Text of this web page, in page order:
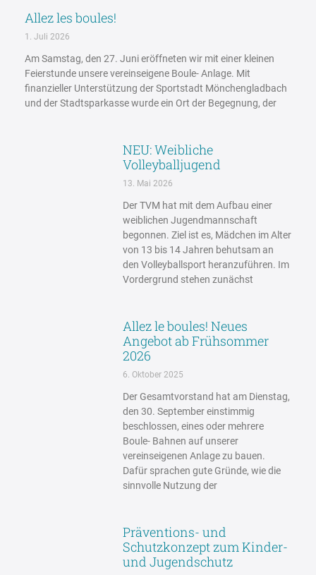
Allez les boules!
1. Juli 2026
Am Samstag, den 27. Juni eröffneten wir mit einer kleinen
Feierstunde unsere vereinseigene Boule- Anlage. Mit
finanzieller Unterstützung der Sportstadt Mönchengladbach
und der Stadtsparkasse wurde ein Ort der Begegnung, der
NEU: Weibliche
Volleyballjugend
13. Mai 2026
Der TVM hat mit dem Aufbau einer
weiblichen Jugendmannschaft
begonnen. Ziel ist es, Mädchen im Alter
von 13 bis 14 Jahren behutsam an
den Volleyballsport heranzuführen. Im
Vordergrund stehen zunächst
Allez le boules! Neues
Angebot ab Frühsommer
2026
6. Oktober 2025
Der Gesamtvorstand hat am Dienstag,
den 30. September einstimmig
beschlossen, eines oder mehrere
Boule- Bahnen auf unserer
vereinseigenen Anlage zu bauen.
Dafür sprachen gute Gründe, wie die
sinnvolle Nutzung der
Präventions- und
Schutzkonzept zum Kinder-
und Jugendschutz